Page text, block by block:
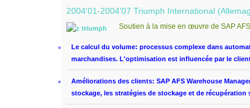
2004'01-2004'07 Triumph International
Soutien à la mise en œuvre de SAPAFS
Le calcul du volume: processus complexe dans
marchandises. L'optimisation est influencée par le
Améliorations des clients: SAP AFS Warehouse
stockage, les stratégies de stockage et de récupération